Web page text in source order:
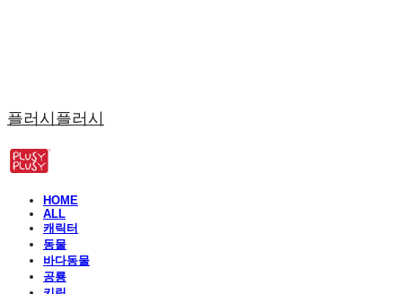
플러시플러시
HOME
ALL
캐릭터
동물
바다동물
공룡